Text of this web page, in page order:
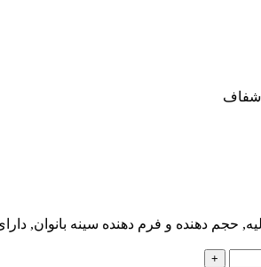
شفاف
حجم دهنده و فرم دهنده سینه